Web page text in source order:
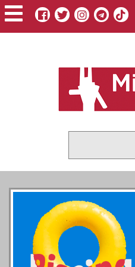
Vés
al
contingut